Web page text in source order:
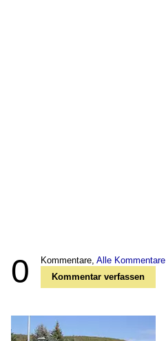
0 Kommentare, Alle Kommentare
Kommentar verfassen